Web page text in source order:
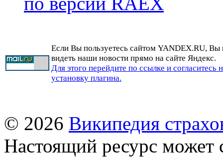
Если Вы пользуетесь сайтом YANDEX.RU, Вы
видеть наши новости прямо на сайте Яндекс.
Для этого перейдите по ссылке и согласитесь
установку плагина.
© 2026 Википедия
Настоящий ресурс может